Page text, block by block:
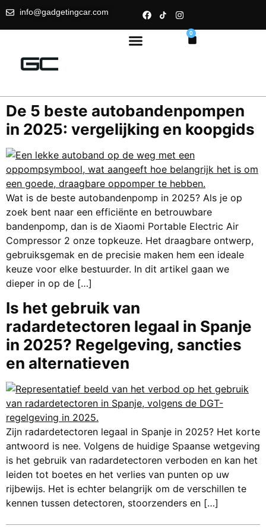
info@gadgetingcar.com
0
De 5 beste autobandenpompen
in 2025: vergelijking en koopgids
Wat is de beste autobandenpomp in 2025? Als je op
zoek bent naar een efficiënte en betrouwbare
bandenpomp, dan is de Xiaomi Portable Electric Air
Compressor 2 onze topkeuze. Het draagbare ontwerp,
gebruiksgemak en de precisie maken hem een ideale
keuze voor elke bestuurder. In dit artikel gaan we
dieper in op de […]
Is het gebruik van
radardetectoren legaal in Spanje
in 2025? Regelgeving, sancties
en alternatieven
Zijn radardetectoren legaal in Spanje in 2025? Het korte
antwoord is nee. Volgens de huidige Spaanse wetgeving
is het gebruik van radardetectoren verboden en kan het
leiden tot boetes en het verlies van punten op uw
rijbewijs. Het is echter belangrijk om de verschillen te
kennen tussen detectoren, stoorzenders en […]